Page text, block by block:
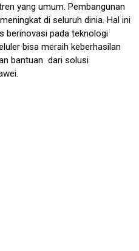
yang umum. Pembangunan
di seluruh dinia. Hal ini
berinovasi pada teknologi
bisa meraih keberhasilan
bantuan dari solusi